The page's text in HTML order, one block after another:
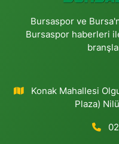
Bursaspor ve
Bursaspor haberleri
Konak Mahallesi
Plaza)